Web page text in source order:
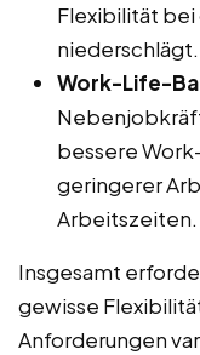
Flexibilität
niederschlägt.
Work-Life-
bessere
geringerer
Arbeitszeiten.
Insgesamt
gewisse
Anforderungen